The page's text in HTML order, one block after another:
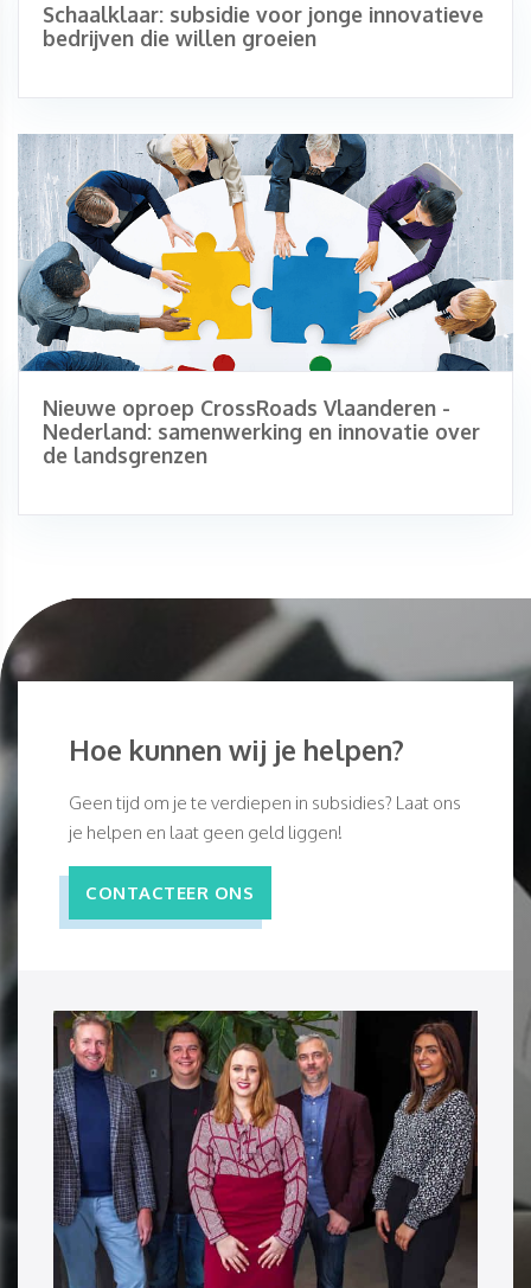
Schaalklaar: subsidie voor jonge innovatieve
bedrijven die willen groeien
Nieuwe oproep CrossRoads Vlaanderen -
Nederland: samenwerking en innovatie over
de landsgrenzen
Hoe kunnen wij je helpen?
Geen tijd om je te verdiepen in subsidies? Laat ons
je helpen en laat geen geld liggen!
CONTACTEER ONS